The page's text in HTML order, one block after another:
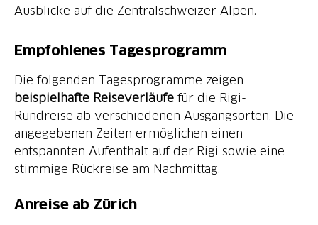
Ausblicke auf die Zentralschweizer Alpen.
Empfohlenes Tagesprogramm
Die folgenden Tagesprogramme zeigen
beispielhafte Reiseverläufefür die Rigi-
Rundreise ab verschiedenen Ausgangsorten. Die
angegebenen Zeiten ermöglichen einen
entspannten Aufenthalt auf der Rigi sowie eine
stimmige Rückreise am Nachmittag.
Anreise ab Zürich